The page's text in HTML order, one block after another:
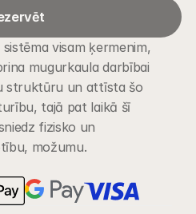
visam ķermenim,
mugurkaula darbībai
struktūru un attīsta šo
tajā pat laikā šī
fizisko un
možumu.